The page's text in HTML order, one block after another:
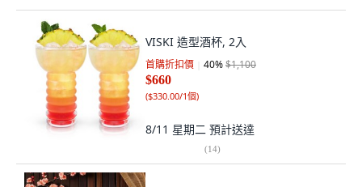
VISKI 造型酒杯, 2入
首購折扣價 40%$1,100
$660
($330.00/1個)
8/11 星期二 預計送達
(14)